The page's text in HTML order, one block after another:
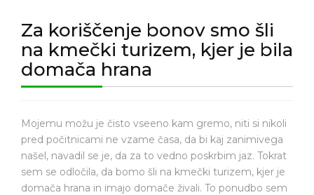
Za koriščenje bonov smo šli
na kmečki turizem, kjer je bila
domača hrana
Mojemu možu je čisto vseeno kam gremo, niti si nikoli
pred počitnicami ne vzame časa, da bi kaj zanimivega
našel, navadil se je, da za to vedno poskrbim jaz. Tokrat
sem se odločila, da bomo šli na kmečki turizem, kjer je
domača hrana in imajo domače živali. To ponudbo sem